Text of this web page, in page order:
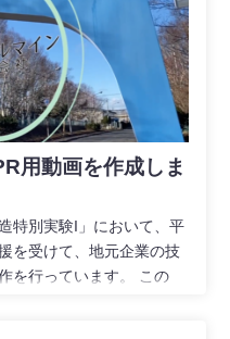
用動画を作成しま
特別実験I」において、平
を受けて、地元企業の技
を行っています。 この